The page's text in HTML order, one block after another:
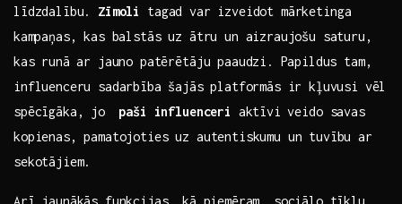
līdzdalību. Zīmoli
tagad var izveidot mārketinga
⁤kampaņas, kas balstās​ uz ātru un aizraujošu saturu,
kas ⁤runā ar jauno patērētāju paaudzi.⁣ Papildus​ tam,
influenceru‌ sadarbība šajās ⁤platformās ir ‍kļuvusi ⁣vēl
spēcīgāka, jo ⁣ paši​ influenceri aktīvi⁢ veido savas
‍kopienas, pamatojoties uz autentiskumu un tuvību ⁣ar
sekotājiem.